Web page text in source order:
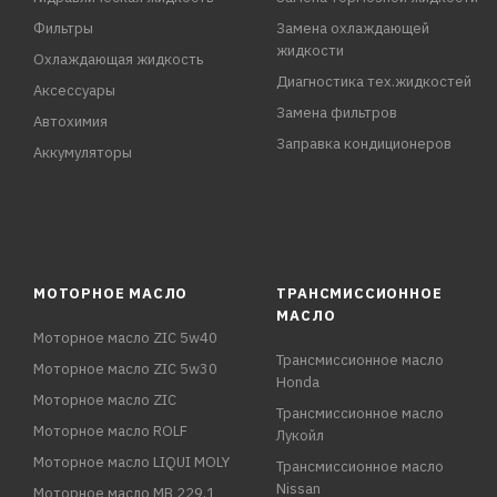
Фильтры
Охлаждающая жидкость
Аксессуары
Автохимия
Аккумуляторы
Замена охлаждающей
жидкости
Диагностика тех.жидкостей
Замена фильтров
Заправка кондиционеров
МОТОРНОЕ МАСЛО
Моторное масло ZIC 5w40
Моторное масло ZIC 5w30
Моторное масло ZIC
Моторное масло ROLF
Моторное масло LIQUI MOLY
Моторное масло MB 229.1
ТРАНСМИССИОННОЕ
МАСЛО
Трансмиссионное масло
Honda
Трансмиссионное масло
Лукойл
Трансмиссионное масло
Nissan